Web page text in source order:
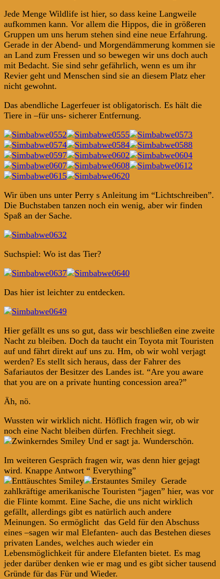
Jede Menge Wildlife ist hier, so dass keine Langweile
aufkommen kann. Vor allem die Hippos, die in größeren
Gruppen um uns herum stehen sind eine neue Erfahrung.
Gerade in der Abend- und Morgendämmerung kommen sie
an Land zum Fressen und so bewegen wir uns doch auch
mit Bedacht. Sie sind sehr gefährlich, wenn es um ihr
Revier geht und Menschen sind sie an diesem Platz eher
nicht gewohnt.
Das abendliche Lagerfeuer ist obligatorisch. Es hält die
Tiere in –für uns- sicherer Entfernung.
Wir üben uns unter Perry s Anleitung im “Lichtschreiben”.
Die Buchstaben tanzen noch ein wenig, aber wir finden
Spaß an der Sache.
Suchspiel: Wo ist das Tier?
Das hier ist leichter zu entdecken.
Hier gefällt es uns so gut, dass wir beschließen eine zweite
Nacht zu bleiben. Doch da taucht ein Toyota mit Touristen
auf und fährt direkt auf uns zu. Hm, ob wir wohl verjagt
werden? Es stellt sich heraus, dass der Fahrer des
Safariautos der Besitzer des Landes ist. “Are you aware
that you are on a private hunting concession area?”
Äh, nö.
Wussten wir wirklich nicht. Höflich fragen wir, ob wir
noch eine Nacht bleiben dürfen. Frechheit siegt.
Und er sagt ja. Wunderschön.
Im weiteren Gespräch fragen wir, was denn hier gejagt
wird. Knappe Antwort “ Everything”
Gerade
zahlkräftige amerikanische Touristen “jagen” hier, was vor
die Flinte kommt. Eine Sache, die uns nicht wirklich
gefällt, allerdings gibt es natürlich auch andere
Meinungen. So ermöglicht das Geld für den Abschuss
eines –sagen wir mal Elefanten- auch das Bestehen dieses
privaten Landes, welches auch wieder ein
Lebensmöglichkeit für andere Elefanten bietet. Es mag
jeder darüber denken wie er mag und es gibt sicher tausend
Gründe für das Für und Wieder.